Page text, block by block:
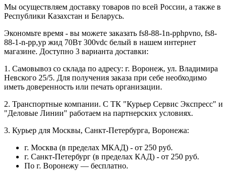
Мы осуществляем доставку товаров по всей России, а также в
Республики Казахстан и Беларусь.
Экономьте время - вы можете заказать fs8-88-1n-pphpvno, fs8-
88-1-n-pp,ур жид 70Вт 300vdc белый в нашем интернет
магазине. Доступно 3 варианта доставки:
1. Самовывоз со склада по адресу: г. Воронеж, ул. Владимира
Невского 25/5. Для получения заказа при себе необходимо
иметь доверенность или печать организации.
2. Транспортные компании. С ТК "Курьер Сервис Экспресс" и
"Деловые Линии" работаем на партнерских условиях.
3. Курьер для Москвы, Санкт-Петербурга, Воронежа:
г. Москва (в пределах МКАД) - от 250 руб.
г. Санкт-Петербург (в пределах КАД) - от 250 руб.
По г. Воронежу — бесплатно.